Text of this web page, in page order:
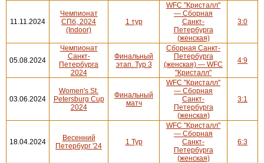
11.11.2024
Чемпионат
СПб, 2024
(Indoor)
1 тур
WFC "Кристалл"
— Сборная
Санкт-
Петербурга
(женская)
3:0
05.08.2024
Чемпионат
Санкт-
Петербурга
2024
Финальный
этап. Тур 3
Сборная Санкт-
Петербурга
(женская) — WFC
"Кристалл"
4:9
03.06.2024
Women's St.
Petersburg Cup
2024
Финальный
матч
WFC "Кристалл"
— Сборная
Санкт-
Петербурга
(женская)
3:1
18.04.2024
Весенний
Петербург '24
1 Тур
WFC "Кристалл"
— Сборная
Санкт-
Петербурга
(женская)
6:3